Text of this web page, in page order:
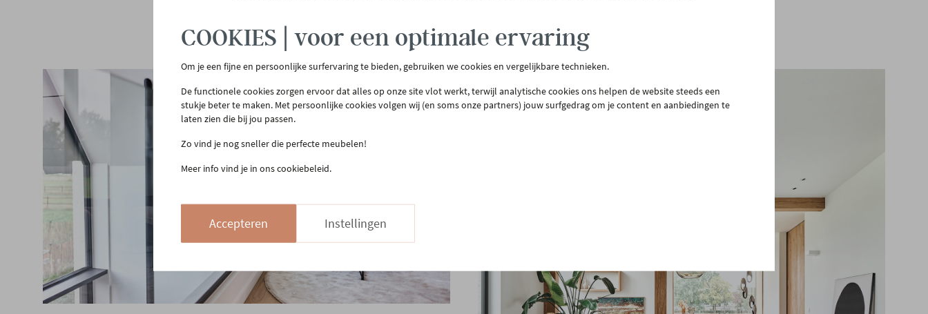
COOKIES | voor een optimale ervaring
Om je een fijne en persoonlijke surfervaring te bieden, gebruiken we cookies en vergelijkbare technieken.
De functionele cookies zorgen ervoor dat alles op onze site vlot werkt, terwijl analytische cookies ons helpen de website steeds een
stukje beter te maken. Met persoonlijke cookies volgen wij (en soms onze partners) jouw surfgedrag om je content en aanbiedingen te
laten zien die bij jou passen.
Zo vind je nog sneller die perfecte meubelen!
Meer info vind je in ons cookiebeleid.
Accepteren Instellingen